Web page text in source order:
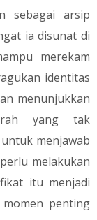
sebagai arsip
ia disunat di
merekam
identitas
menunjukkan
yang tak
menjawab
melakukan
itu menjadi
penting